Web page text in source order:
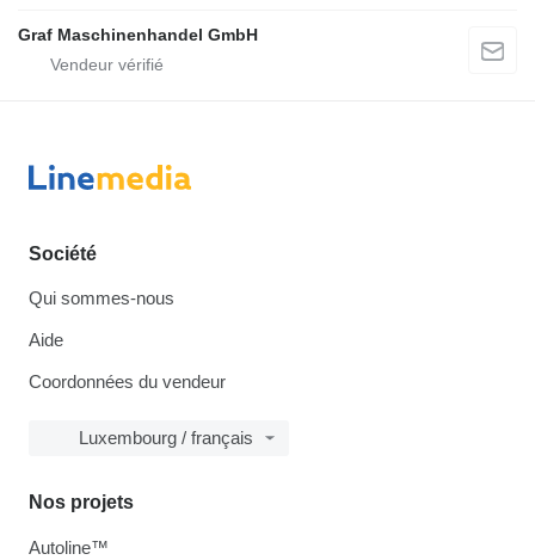
Graf Maschinenhandel GmbH
Société
Qui sommes-nous
Aide
Coordonnées du vendeur
Luxembourg / français
Nos projets
Autoline™